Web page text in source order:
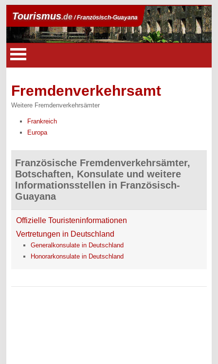
Tourismus.de/ Französisch-Guayana
Fremdenverkehrsamt
Weitere Fremdenverkehrsämter
Frankreich
Europa
Französische Fremdenverkehrsämter,
Botschaften, Konsulate und weitere
Informationsstellen in Französisch-
Guayana
Offizielle Touristeninformationen
Vertretungen in Deutschland
Generalkonsulate in Deutschland
Honorarkonsulate in Deutschland